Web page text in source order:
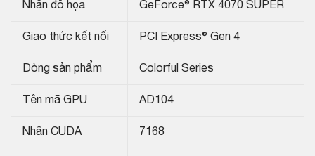
Nhân đồ họa GeForce® RTX 4070 SUPER
Giao thức kết nối PCI Express® Gen 4
Dòng sản phẩm Colorful Series
Tên mã GPU AD104
Nhân CUDA 7168